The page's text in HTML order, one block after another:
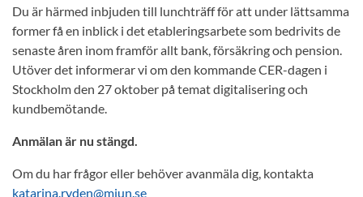
Du är härmed inbjuden till lunchträff för att under lättsamma
former få en inblick i det etableringsarbete som bedrivits de
senaste åren inom framför allt bank, försäkring och pension.
Utöver det informerar vi om den kommande CER-dagen i
Stockholm den 27 oktober på temat digitalisering och
kundbemötande.
Anmälan är nu stängd.
Om du har frågor eller behöver avanmäla dig, kontakta
katarina.ryden@miun.se